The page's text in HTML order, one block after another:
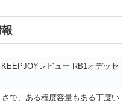
レビュー RB1オデッセ
で、ある程度容量もある丁度い